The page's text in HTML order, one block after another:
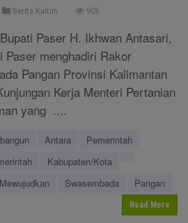
Berita Kaltim 903
Paser H. Ikhwan Antasari,
Paser menghadiri Rakor
Pangan Provinsi Kalimantan
Kerja Menteri Pertanian
yang ....
Antara
Pemerintah
Kabupaten/Kota
Mewujudkan Swasembada
Pangan
Read More